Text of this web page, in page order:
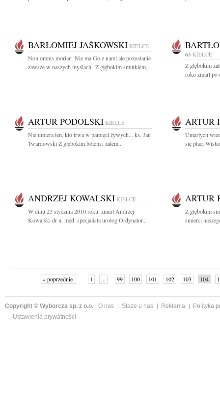
BARŁOMIEJ JAŚKOWSKI KIELCE
Non omnis moriar "Nie ma Go z nami ale pozostanie
zawsze w naszych myślach" Z głębokim smutkiem,...
63 KIELCE
Z głębokim
roku zmarł po
ARTUR PODOLSKI KIELCE
Nie umiera ten, kto trwa w pamięci żywych... ks. Jan
Twardowski Z głębokim bólem i żalem...
ARTUR
Umarłych
się płaci
ANDRZEJ KOWALSKI KIELCE
W dniu 23 stycznia 2010 roku. zmarł Andrzej
Kowalski dr n. med. specjalista urolog Ordynator...
ARTUR
Z głębokim
śmierci
« poprzednie 1 ... 99 100 101 102 103 104
Copyright © Wyborcza sp. z o.o. O nas Staże u nas Reklama
Polityka
Ustawienia prywatności